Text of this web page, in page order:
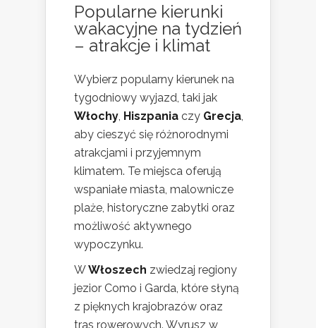
Popularne kierunki
wakacyjne na tydzień
– atrakcje i klimat
Wybierz popularny kierunek na
tygodniowy wyjazd, taki jak
Włochy Hiszpania czy Grecja
aby cieszyć się różnorodnymi
atrakcjami i przyjemnym
klimatem. Te miejsca oferują
wspaniałe miasta, malownicze
plaże, historyczne zabytki oraz
możliwość aktywnego
wypoczynku.
WWłoszech zwiedzaj regiony
jezior Como i Garda, które słyną
z pięknych krajobrazów oraz
tras rowerowych. Wyrusz w